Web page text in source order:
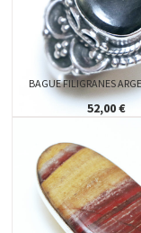
BAGUE FILIGRANES
52,00 €